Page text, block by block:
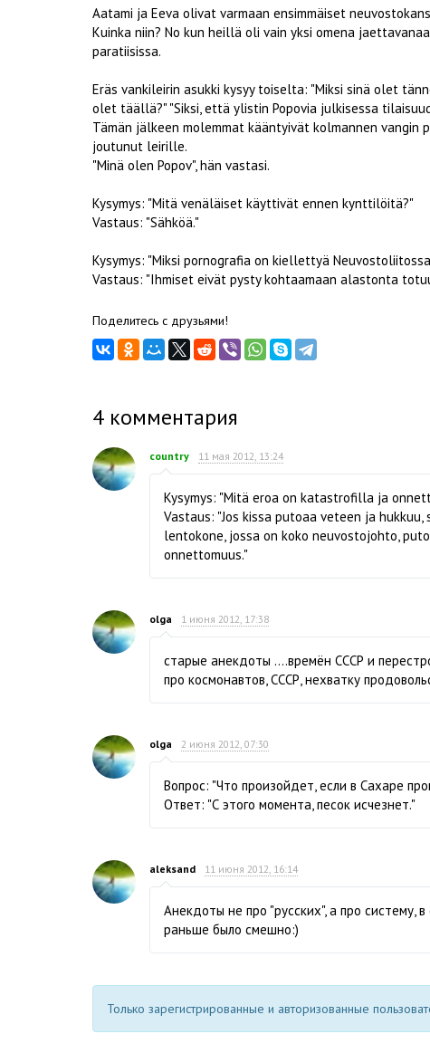
Aatami ja Eeva olivat varmaan ensimmäiset
Kuinka niin? No kun heillä oli vain yksi omena
paratiisissa.
Eräs vankileirin asukki kysyy toiselta: "Miksi sinä olet
olet täällä?" "Siksi, että ylistin Popovia julkisessa
Tämän jälkeen molemmat kääntyivät kolmannen
joutunut leirille.
"Minä olen Popov", hän vastasi.
Kysymys: "Mitä venäläiset käyttivät ennen kynttilöitä?"
Vastaus: "Sähköä."
Kysymys: "Miksi pornografia on kiellettyä
Vastaus: "Ihmiset eivät pysty kohtaamaan alastonta
Поделитесь с друзьями!
4 комментария
country 11 мая 2012, 13:24
Kysymys: "Mitä eroa on katastrofilla ja
Vastaus: "Jos kissa putoaa veteen ja
lentokone, jossa on koko neuvostojohto,
onnettomuus."
olga 1 июня 2012, 17:38
старые анекдоты ....времён СССР и
про космонавтов, СССР, нехватку
olga 2 июня 2012, 07:30
Вопрос: "Что произойдет, если в Сахаре
Ответ: "С этого момента, песок исчезнет."
aleksand 11 июня 2012, 16:14
Анекдоты не про "русских", а про систему,
раньше было смешно:)
Только зарегистрированные и авторизованные